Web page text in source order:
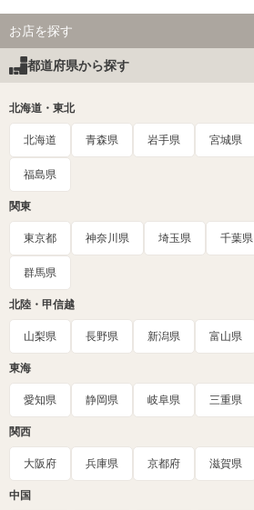
お店を探す
都道府県から探す
北海道・東北
北海道 青森県 岩手県 宮城県
福島県
関東
東京都 神奈川県 埼玉県 千葉県
群馬県
北陸・甲信越
山梨県 長野県 新潟県 富山県
東海
愛知県 静岡県 岐阜県 三重県
関西
大阪府 兵庫県 京都府 滋賀県
中国